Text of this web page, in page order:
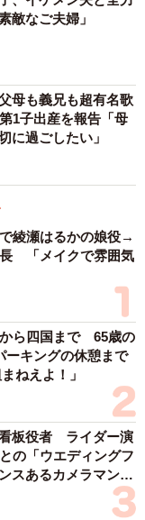
時代編」にとっ
ゃん”ツヤ（水川あさ
形成された「基
ヤ（水川あさみ）
。
敵なご夫婦」
母も義兄も超有名歌
1子出産を報告「母
に過ごしたい」
綾瀬はるかの娘役→
「メイクで雰囲気
ら四国まで 65歳の
キングの休憩まで
ねえよ！」
板役者 ライダー演
の「ウエディングフ
スあるカメラマン求